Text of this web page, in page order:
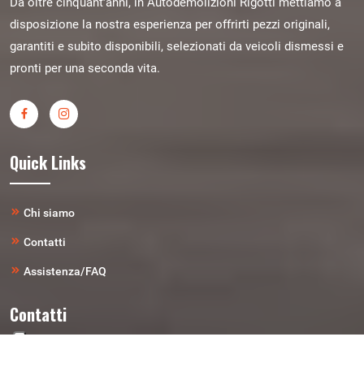
disposizione la nostra esperienza per offrirti pezzi originali,
garantiti e subito disponibili, selezionati da veicoli dismessi e
pronti per una seconda vita.
Quick Links
Chi siamo
Contatti
Assistenza/FAQ
Contatti